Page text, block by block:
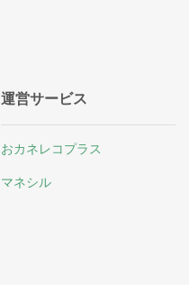
運営サービス
おカネレコプラス
マネシル